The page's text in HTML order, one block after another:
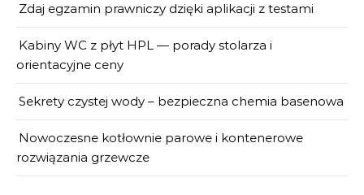
Zdaj egzamin prawniczy dzięki aplikacji z testami
Kabiny WC z płyt HPL — porady stolarza i
orientacyjne ceny
Sekrety czystej wody – bezpieczna chemia basenowa
Nowoczesne kotłownie parowe i kontenerowe
rozwiązania grzewcze